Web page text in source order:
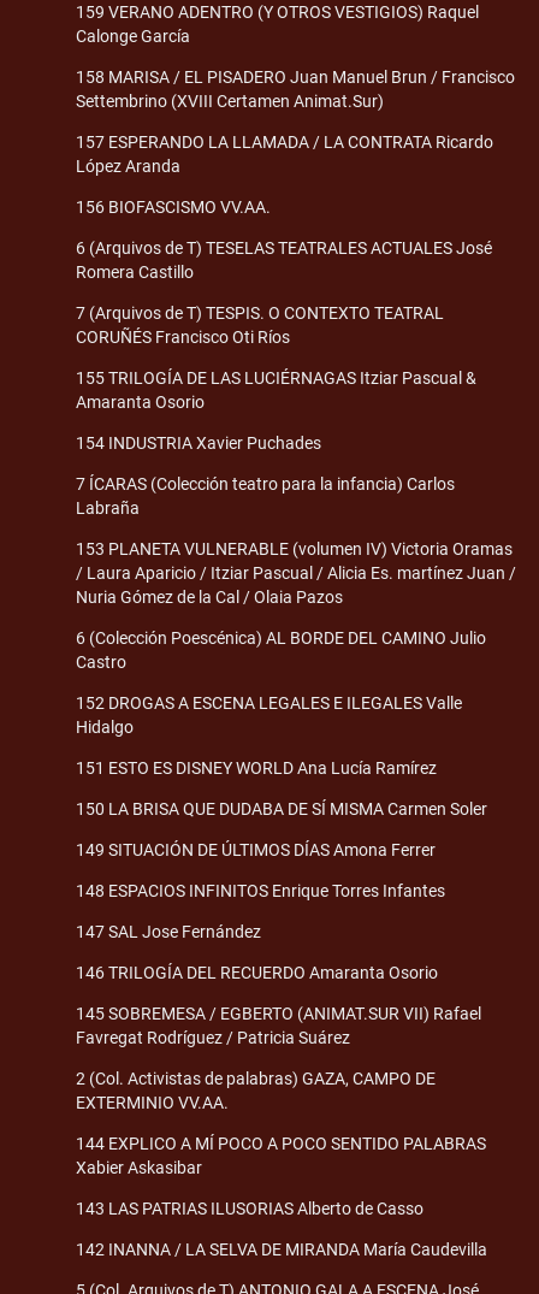
159 VERANO ADENTRO (Y OTROS VESTIGIOS) Raquel
Calonge García
158 MARISA / EL PISADERO Juan Manuel Brun / Francisco
Settembrino (XVIII Certamen Animat.Sur)
157 ESPERANDO LA LLAMADA / LA CONTRATA Ricardo
López Aranda
156 BIOFASCISMO VV.AA.
6 (Arquivos de T) TESELAS TEATRALES ACTUALES José
Romera Castillo
7 (Arquivos de T) TESPIS. O CONTEXTO TEATRAL
CORUÑÉS Francisco Oti Ríos
155 TRILOGÍA DE LAS LUCIÉRNAGAS Itziar Pascual &
Amaranta Osorio
154 INDUSTRIA Xavier Puchades
7 ÍCARAS (Colección teatro para la infancia) Carlos
Labraña
153 PLANETA VULNERABLE (volumen IV) Victoria Oramas
/ Laura Aparicio / Itziar Pascual / Alicia Es. martínez Juan /
Nuria Gómez de la Cal / Olaia Pazos
6 (Colección Poescénica) AL BORDE DEL CAMINO Julio
Castro
152 DROGAS A ESCENA LEGALES E ILEGALES Valle
Hidalgo
151 ESTO ES DISNEY WORLD Ana Lucía Ramírez
150 LA BRISA QUE DUDABA DE SÍ MISMA Carmen Soler
149 SITUACIÓN DE ÚLTIMOS DÍAS Amona Ferrer
148 ESPACIOS INFINITOS Enrique Torres Infantes
147 SAL Jose Fernández
146 TRILOGÍA DEL RECUERDO Amaranta Osorio
145 SOBREMESA / EGBERTO (ANIMAT.SUR VII) Rafael
Favregat Rodríguez / Patricia Suárez
2 (Col. Activistas de palabras) GAZA, CAMPO DE
EXTERMINIO VV.AA.
144 EXPLICO A MÍ POCO A POCO SENTIDO PALABRAS
Xabier Askasibar
143 LAS PATRIAS ILUSORIAS Alberto de Casso
142 INANNA / LA SELVA DE MIRANDA María Caudevilla
5 (Col. Arquivos de T) ANTONIO GALA A ESCENA José